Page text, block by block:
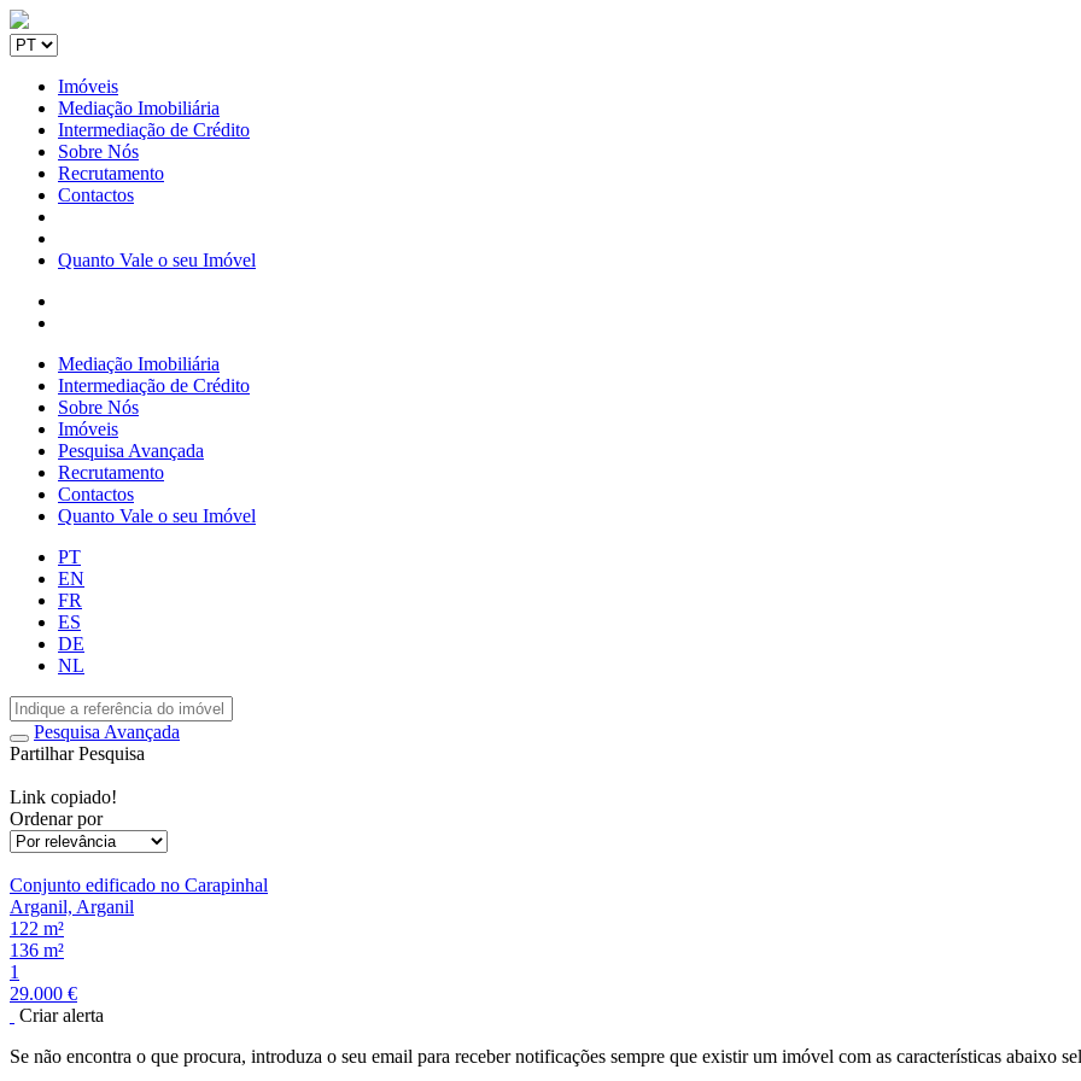
Imóveis
Mediação Imobiliária
Intermediação de Crédito
Sobre Nós
Recrutamento
Contactos
Quanto Vale o seu Imóvel
Mediação Imobiliária
Intermediação de Crédito
Sobre Nós
Imóveis
Pesquisa Avançada
Recrutamento
Contactos
Quanto Vale o seu Imóvel
PT
EN
FR
ES
DE
NL
Pesquisa Avançada
Partilhar Pesquisa
Link copiado!
Ordenar por
Conjunto edificado no Carapinhal
Arganil, Arganil
122 m²
136 m²
1
29.000 €
Criar alerta
Se não encontra o que procura, introduza o seu email para receber notificações sempre que existir um imóvel com as características abaixo